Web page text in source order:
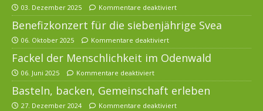
03. Dezember 2025 Kommentare deaktiviert
Benefizkonzert für die siebenjährige Svea
06. Oktober 2025 Kommentare deaktiviert
Fackel der Menschlichkeit im Odenwald
06. Juni 2025 Kommentare deaktiviert
Basteln, backen, Gemeinschaft erleben
27. Dezember 2024 Kommentare deaktiviert